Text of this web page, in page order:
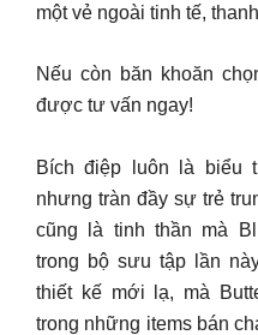
một vẻ ngoài tinh tế,
Nếu còn băn khoăn
được tư vấn ngay!
Bích điệp luôn là biểu
nhưng tràn đầy sự trẻ
cũng là tinh thần mà
trong bộ sưu tập lần
thiết kế mới lạ, mà
trong những items bán